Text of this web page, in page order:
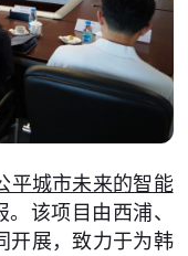
平城市未来的智能
该项目由西浦、
开展，致力于为韩